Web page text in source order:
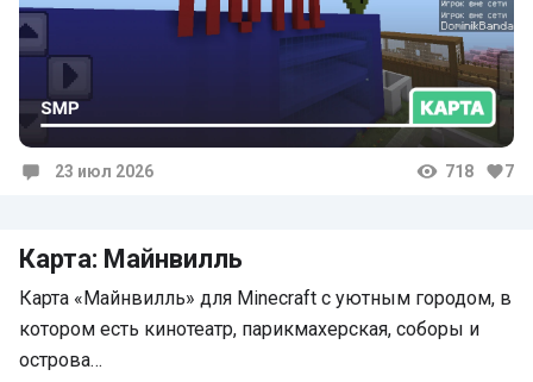
23 июл 2026 718 7
Карта: Майнвилль
Карта «Майнвилль» для Minecraft с уютным городом, в
котором есть кинотеатр, парикмахерская, соборы и
острова…